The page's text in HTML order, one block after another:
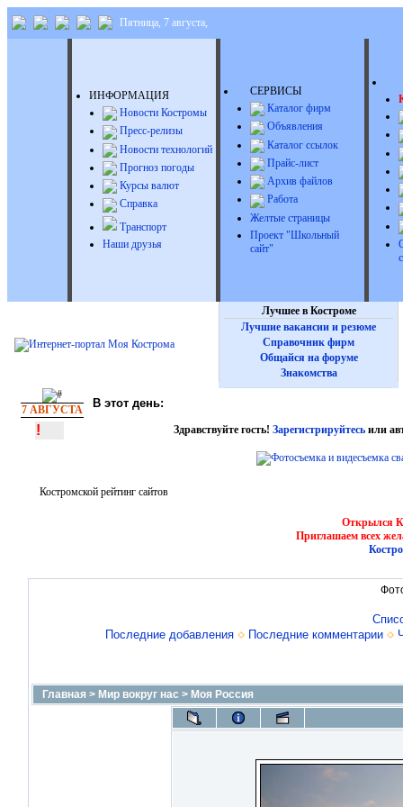
Пятница, 7 августа,
ИНФОРМАЦИЯ
Новости Костромы
Пресс-релизы
Новости технологий
Прогноз погоды
Курсы валют
Справка
Транспорт
Наши друзья
СЕРВИСЫ
Каталог фирм
Объявления
Каталог ссылок
Прайс-лист
Архив файлов
Работа
Желтые страницы
Проект "Школьный
сайт"
Лучшее в Костроме
Лучшие вакансии и резюме
Справочник фирм
Общайся на форуме
Знакомства
7 АВГУСТА В этот день:
! Здравствуйте гость! Зарегистрируйтесьили
Костромской рейтинг сайтов
Открылся
Приглашаем всех
Последние добавления
Последние комментарии
Главная > Мир вокруг нас > Моя Россия